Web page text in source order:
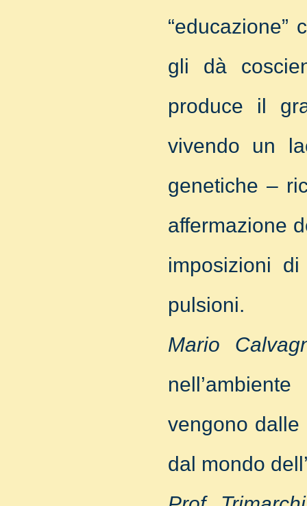
gli dà
produce il
vivendo un
genetiche –
affermazione
imposizioni
pulsioni.
Mario
vengono dalle
dal mondo